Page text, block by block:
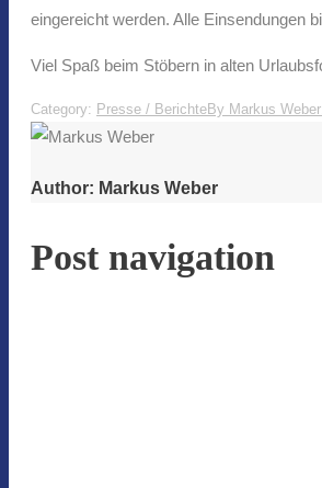
eingereicht werden. Alle Einsendungen
Viel Spaß beim Stöbern in alten
Category: Presse / BerichteBy Markus Weber
Author: Markus Weber
Post navigation